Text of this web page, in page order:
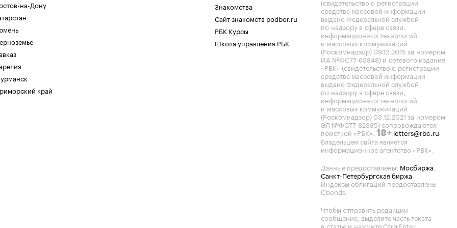
на-Дону
край
Знакомства
Сайт знакомств podbor.ru
РБК Курсы
Школа управления РБК
(свидетельство о регистрации
средства массовой информации
выдано Федеральной службой
по надзору в сфере связи,
информационных технологий
и массовых коммуникаций
(Роскомнадзор) 09.12.2015 за номером
ИА №ФС77-63848) и сетевого издания
«РБК» (свидетельство о регистрации
средства массовой информации
выдано Федеральной службой
по надзору в сфере связи,
информационных технологий
и массовых коммуникаций
(Роскомнадзор) 03.12.2021 за номером
ЭЛ №ФС77-82385) сопровождаются
пометкой «РБК». 18+ letters@rbc.ru
Владельцем сайта является
информационное агентство «РБК».
Данные предоставлены: Мосбиржа,
Санкт-Петербургская биржа.
Индексы облигаций предоставлены
Cbonds.
Чтобы отправить редакции
сообщение, выделите часть текста
в статье и нажмите Ctrl+Enter